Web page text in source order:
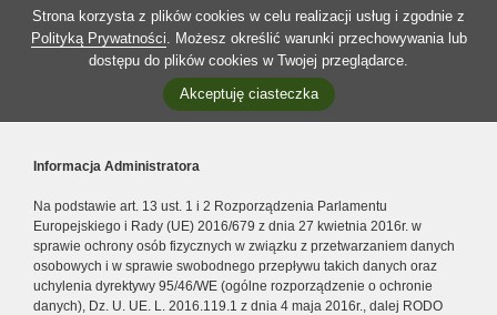
Strona korzysta z plików cookies w celu realizacji usług i zgodnie z
Polityką Prywatności. Możesz określić warunki przechowywania lub
dostępu do plików cookies w Twojej przeglądarce.
Akceptuję ciasteczka
Informacja Administratora
Na podstawie art. 13 ust. 1 i 2 Rozporządzenia Parlamentu
Europejskiego i Rady (UE) 2016/679 z dnia 27 kwietnia 2016r. w
sprawie ochrony osób fizycznych w związku z przetwarzaniem danych
osobowych i w sprawie swobodnego przepływu takich danych oraz
uchylenia dyrektywy 95/46/WE (ogólne rozporządzenie o ochronie
danych), Dz. U. UE. L. 2016.119.1 z dnia 4 maja 2016r., dalej RODO